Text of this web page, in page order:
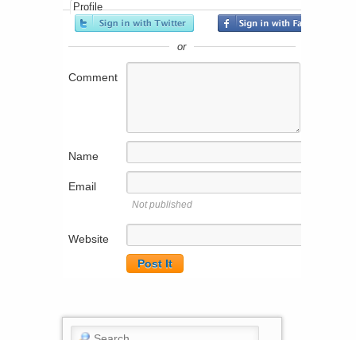
Profile
or
Comment
Name
Email
Not published
Website
Search